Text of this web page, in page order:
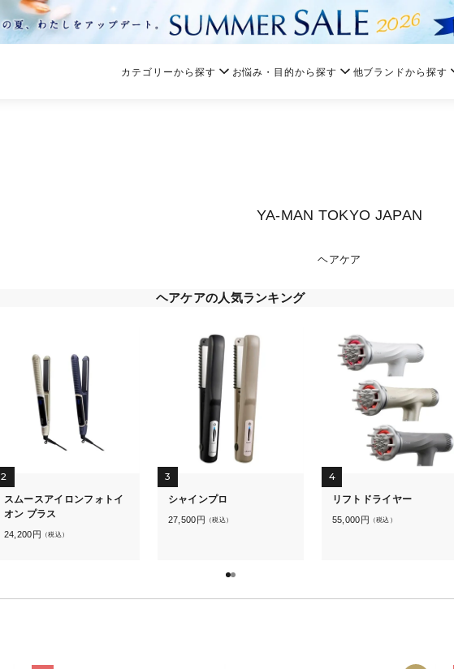
カテゴリーから探す お悩み・目的から探す 他ブランドから探す
YA-MAN TOKYO JAPAN
ヘアケア
ヘアケアの人気ランキング
2
スムースアイロンフォトイ
オン プラス
24,200円 （税込）
3
シャインプロ
27,500円 （税込）
4
リフトドライヤー
55,000円 （税込）